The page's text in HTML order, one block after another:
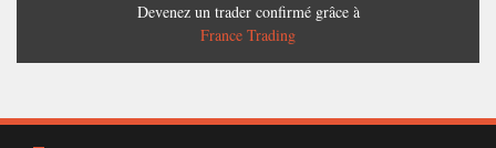
Devenez un trader confirmé grâce à
France Trading